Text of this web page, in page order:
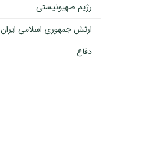
رژیم صهیونیستی
ارتش جمهوری اسلامی ایران
دفاع